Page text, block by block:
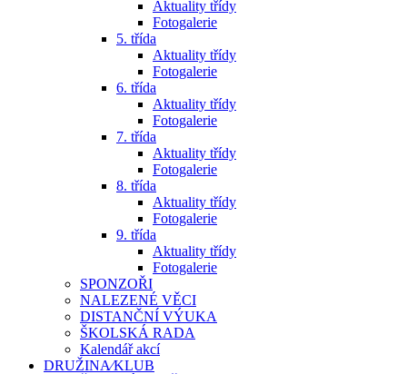
Aktuality třídy
Fotogalerie
5. třída
Aktuality třídy
Fotogalerie
6. třída
Aktuality třídy
Fotogalerie
7. třída
Aktuality třídy
Fotogalerie
8. třída
Aktuality třídy
Fotogalerie
9. třída
Aktuality třídy
Fotogalerie
SPONZOŘI
NALEZENÉ VĚCI
DISTANČNÍ VÝUKA
ŠKOLSKÁ RADA
Kalendář akcí
DRUŽINA⁄KLUB